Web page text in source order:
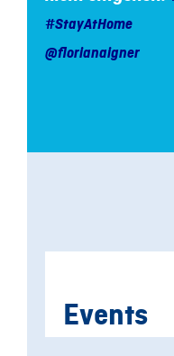
#StayAtHome
@florianaigner
Events